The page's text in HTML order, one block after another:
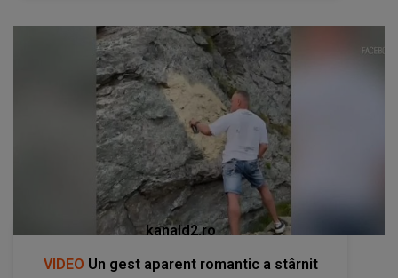
kanald2.ro
VIDEO Un gest aparent romantic a stârnit